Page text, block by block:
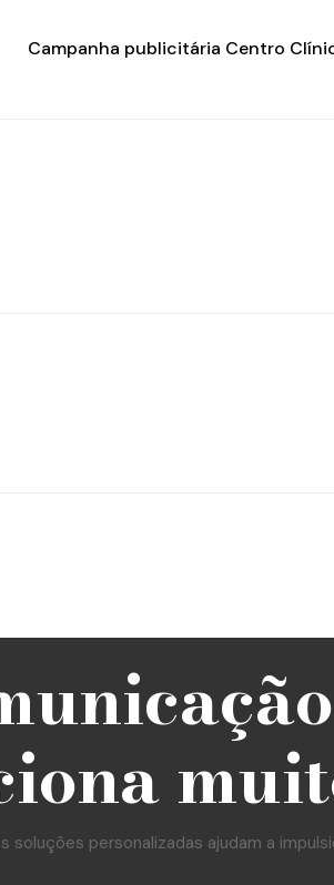
Campanha publicitária Centro
personalizadas ajudam a